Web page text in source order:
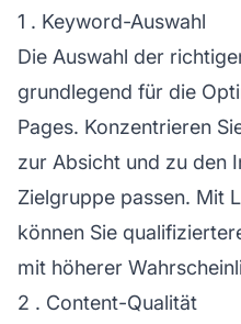
1 . Keyword-Auswahl
Die Auswahl der
grundlegend für die
Pages. Konzentrieren
zur Absicht und zu den
Zielgruppe passen. Mit
können Sie
mit höherer
2 . Content-Qualität